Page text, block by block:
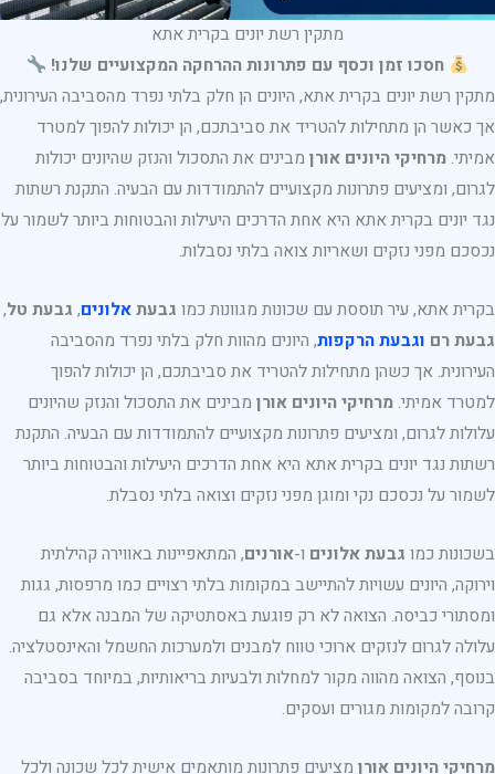
מתקין רשת יונים בקרית אתא
חסכו זמן וכסף עם פתרונות ההרחקה המקצועיים שלנו!
מתקין רשת יונים בקרית אתא, היונים הן חלק בלתי נפרד מהסביבה העירונית,
אך כאשר הן מתחילות להטריד את סביבתכם, הן יכולות להפוך למטרד
אמיתי. מרחיקי היונים אורן מבינים את התסכול והנזק שהיונים יכולות
לגרום, ומציעים פתרונות מקצועיים להתמודדות עם הבעיה. התקנת רשתות
נגד יונים בקרית אתא היא אחת הדרכים היעילות והבטוחות ביותר לשמור על
נכסכם מפני נזקים ושאריות צואה בלתי נסבלות.
בקרית אתא, עיר תוססת עם שכונות מגוונות כמו גבעתאלונים, גבעת טל,
גבעת רם וגבעת הרקפות, היונים מהוות חלק בלתי נפרד מהסביבה
העירונית. אך כשהן מתחילות להטריד את סביבתכם, הן יכולות להפוך
למטרד אמיתי. מרחיקי היונים אורן מבינים את התסכול והנזק שהיונים
עלולות לגרום, ומציעים פתרונות מקצועיים להתמודדות עם הבעיה. התקנת
רשתות נגד יונים בקרית אתא היא אחת הדרכים היעילות והבטוחות ביותר
לשמור על נכסכם נקי ומוגן מפני נזקים וצואה בלתי נסבלת.
בשכונות כמו גבעת אלונים ו-אורנים, המתאפיינות באווירה קהילתית
וירוקה, היונים עשויות להתיישב במקומות בלתי רצויים כמו מרפסות, גגות
ומסתורי כביסה. הצואה לא רק פוגעת באסתטיקה של המבנה אלא גם
עלולה לגרום לנזקים ארוכי טווח למבנים ולמערכות החשמל והאינסטלציה.
בנוסף, הצואה מהווה מקור למחלות ולבעיות בריאותיות, במיוחד בסביבה
קרובה למקומות מגורים ועסקים.
מרחיקי היונים אורן מציעים פתרונות מותאמים אישית לכל שכונה ולכל